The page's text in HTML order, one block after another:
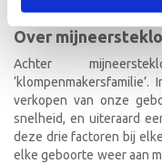
Over
Achter
verkopen van onze
snelheid, en uiteraard
deze drie factoren bij
elke geboorte weer aan